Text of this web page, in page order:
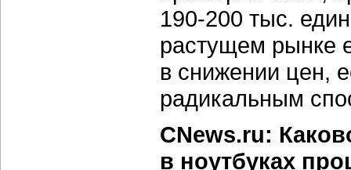
190-200 тыс.
растущем рынке
в снижении цен,
радикальным
CNews.ru:
в ноутбуках